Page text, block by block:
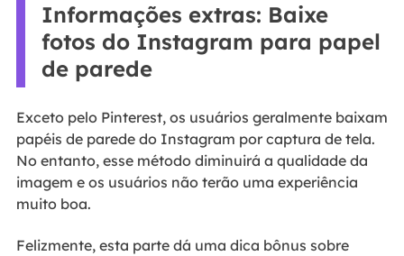
Informações extras: Baixe
fotos do Instagram para papel
de parede
Exceto pelo Pinterest, os usuários geralmente baixam
papéis de parede do Instagram por captura de tela.
No entanto, esse método diminuirá a qualidade da
imagem e os usuários não terão uma experiência
muito boa.
Felizmente, esta parte dá uma dica bônus sobre